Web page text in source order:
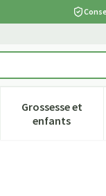
Beauté, soins
menu pour la
Grossesse et
enfantsAfficher le